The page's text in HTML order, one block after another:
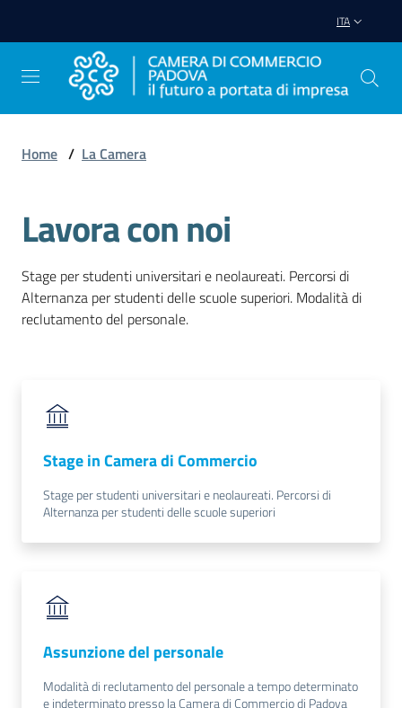
ITA
Gestire
Impresa
territorio
Tutelare
e
Impresa
Digitale
Home / La Camera
Lavora con noi
Stage per studenti universitari e neolaureati. Percorsi di
Alternanza per studenti delle scuole superiori. Modalità di
reclutamento del personale.
Stage in Camera di Commercio
Stage per studenti universitari e neolaureati. Percorsi di
Alternanza per studenti delle scuole superiori
Assunzione del personale
Modalità di reclutamento del personale a tempo determinato
e indeterminato presso la Camera di Commercio di Padova